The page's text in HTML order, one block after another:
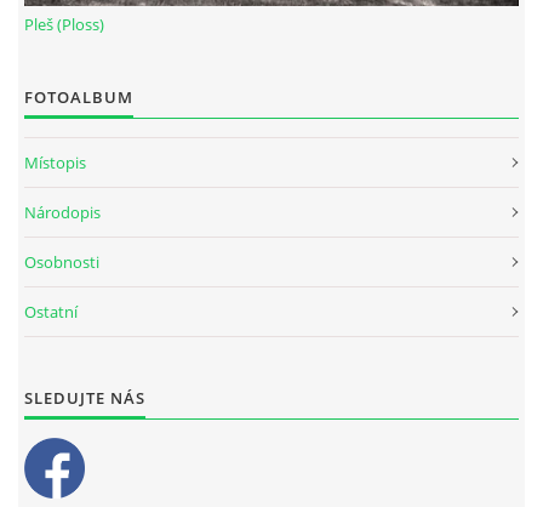
Pleš (Ploss)
FOTOALBUM
Místopis
Národopis
Osobnosti
Ostatní
SLEDUJTE NÁS